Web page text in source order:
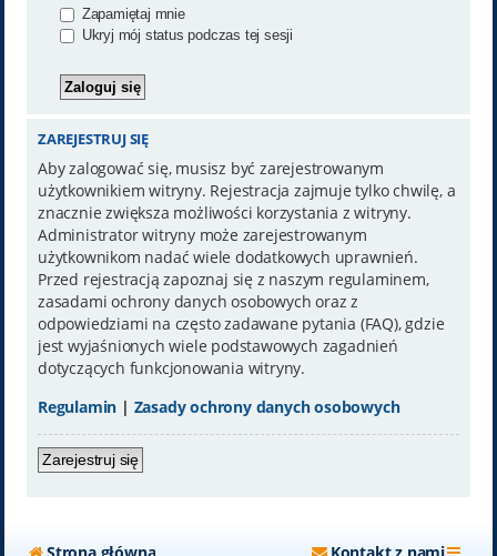
Zapamiętaj mnie
Ukryj mój status podczas tej sesji
ZAREJESTRUJ SIĘ
Aby zalogować się, musisz być zarejestrowanym
użytkownikiem witryny. Rejestracja zajmuje tylko chwilę, a
znacznie zwiększa możliwości korzystania z witryny.
Administrator witryny może zarejestrowanym
użytkownikom nadać wiele dodatkowych uprawnień.
Przed rejestracją zapoznaj się z naszym regulaminem,
zasadami ochrony danych osobowych oraz z
odpowiedziami na często zadawane pytania (FAQ), gdzie
jest wyjaśnionych wiele podstawowych zagadnień
dotyczących funkcjonowania witryny.
Regulamin | Zasady ochrony danych osobowych
Zarejestruj się
Strona główna Kontakt z nami